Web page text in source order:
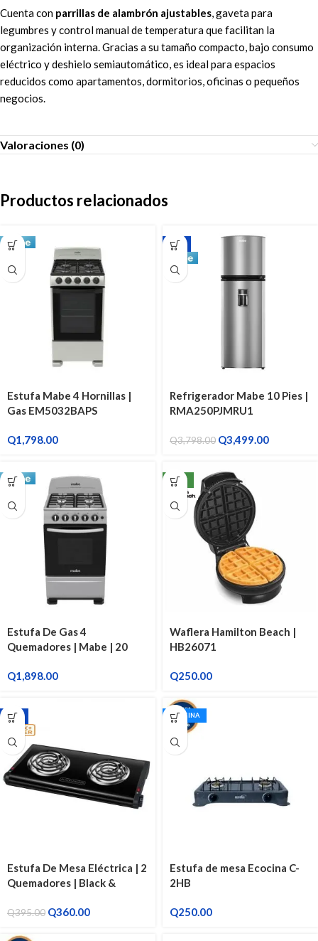
Cuenta con parrillas de alambrón ajustables, gaveta para
legumbres y control manual de temperatura que facilitan la
organización interna. Gracias a su tamaño compacto, bajo consumo
eléctrico y deshielo semiautomático, es ideal para espacios
reducidos como apartamentos, dormitorios, oficinas o pequeños
negocios.
Valoraciones (0)
Productos relacionados
Estufa Mabe 4 Hornillas |
Gas EM5032BAPS
Q1,798.00
-8%
Refrigerador Mabe 10 Pies |
RMA250PJMRU1
Q3,798.00 Q3,499.00
Estufa De Gas 4
Quemadores | Mabe | 20
Q1,898.00
NEW
Waflera Hamilton Beach |
HB26071
Q250.00
-9%
Estufa De Mesa Eléctrica | 2
Quemadores | Black &
Q395.00 Q360.00
ECOCINA
Estufa de mesa Ecocina C-
2HB
Q250.00